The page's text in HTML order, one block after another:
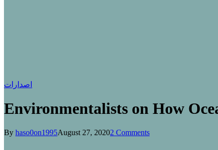
اصدارات
Environmentalists on How
By haso0on1995August 27, 20202 Comments